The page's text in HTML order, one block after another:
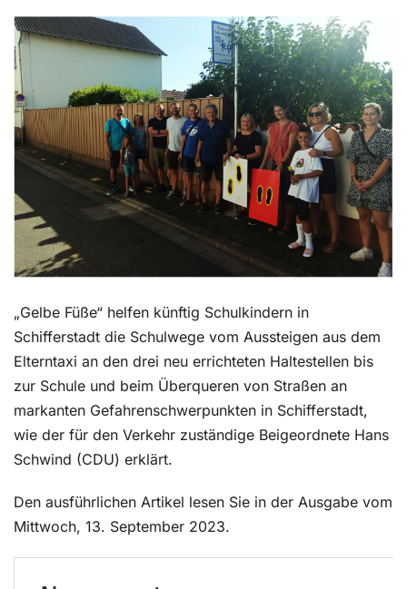
Kontakt
„Gelbe Füße“ helfen künftig Schulkindern in
Schifferstadt die Schulwege vom Aussteigen aus dem
Elterntaxi an den drei neu errichteten Haltestellen bis
zur Schule und beim Überqueren von Straßen an
markanten Gefahrenschwerpunkten in Schifferstadt,
wie der für den Verkehr zuständige Beigeordnete Hans
Schwind (CDU) erklärt.
Den ausführlichen Artikel lesen Sie in der Ausgabe vom
Mittwoch, 13. September 2023.